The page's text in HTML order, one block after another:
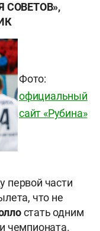
Фото:
официальный
сайт «Рубина»
первой части
что не
стать одним
чемпионата.